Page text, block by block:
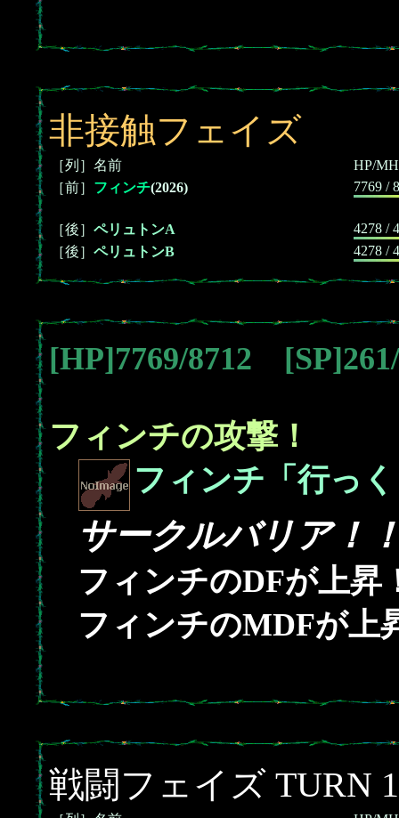
非接触フェイズ
［列］名前
HP/
［前］ フィンチ(2026) 7769 /
［後］ ペリュトンA
4278 /
［後］ ペリュトンB 4278 /
[HP]7769/8712
フィンチの攻撃！
フィンチ「行っ
サークルバリア！
フィンチのDFが上昇
フィンチのMDFが上
戦闘フェイズ TURN 1